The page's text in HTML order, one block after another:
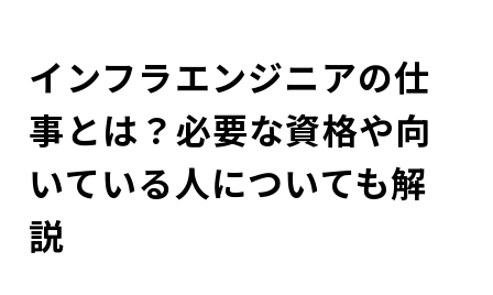
インフラエンジニアの仕
事とは？必要な資格や向
いている人についても解
説